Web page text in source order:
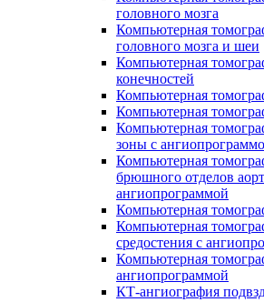
головного мозга
Компьютерная
головного мозга и шеи
Компьютерная
конечностей
Компьютерная
Компьютерная
Компьютерная
зоны с
Компьютерная
брюшного отделов
ангиопрограммой
Компьютерная
Компьютерная
средостения с
Компьютерная
ангиопрограммой
КТ-ангиография